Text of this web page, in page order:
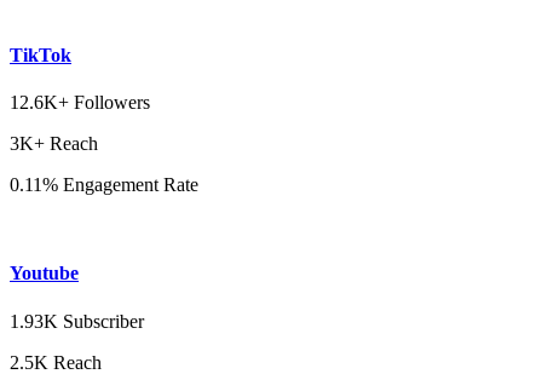
TikTok
12.6K+ Followers
3K+ Reach
0.11% Engagement Rate
Youtube
1.93K Subscriber
2.5K Reach